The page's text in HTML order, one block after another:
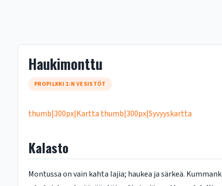
Haukimonttu
PROPILKKI 1:N VESISTÖT
thumb|300px|Kartta thumb|300px|Syvyyskartta
Kalasto
Montussa on vain kahta lajia; haukea ja särkeä.